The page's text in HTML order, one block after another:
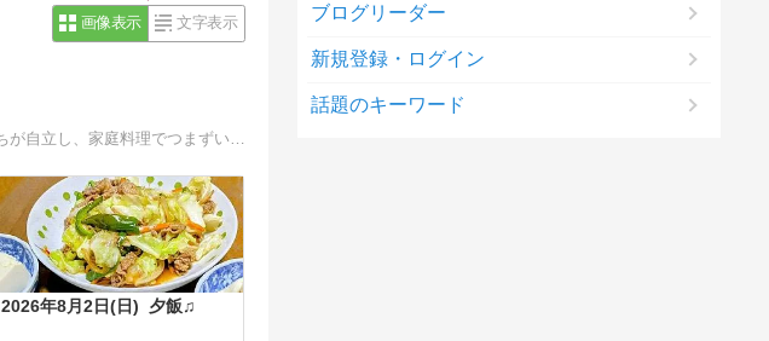
画像表示 文字表示
2026年8月2日(日) 夕飯♫
ブログリーダー
新規登録・ログイン
話題のキーワード